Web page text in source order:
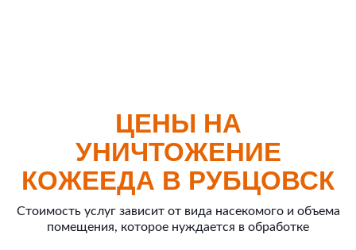
ЦЕНЫ НА
УНИЧТОЖЕНИЕ
КОЖЕЕДА В РУБЦОВСК
Стоимость услуг зависит от вида насекомого и объема
помещения, которое нуждается в обработке